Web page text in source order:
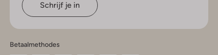
Schrijf je in
Betaalmethodes